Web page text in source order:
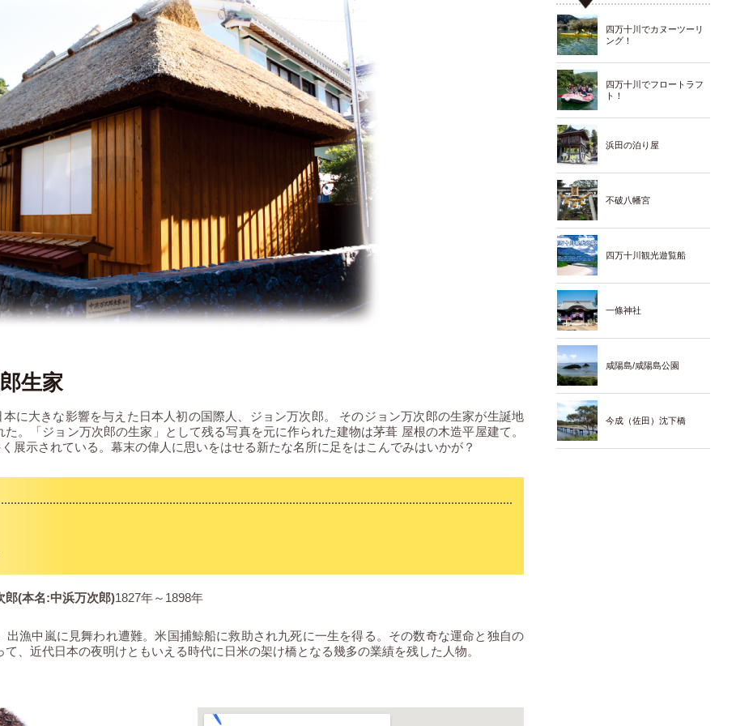
生家
に大きな影響を与えた日本人初の国際人、ジョン万次郎。 そのジョン万次郎の生家が生誕地
。「ジョン万次郎の生家」として残る写真を元に作られた建物は茅葺 屋根の木造平屋建て。
展示されている。幕末の偉人に思いをはせる新たな名所に足をはこんでみはいかが？
郎(本名:中浜万次郎)1827年～1898年
出漁中嵐に見舞われ遭難。米国捕鯨船に救助され九死に一生を得る。その数奇な運命と独自の
て、近代日本の夜明けともいえる時代に日米の架け橋となる幾多の業績を残した人物。
四万十川でカヌーツーリ
ング！
四万十川でフロートラフ
ト！
浜田の泊り屋
不破八幡宮
四万十川観光遊覧船
一條神社
咸陽島/咸陽島公園
今成（佐田）沈下橋